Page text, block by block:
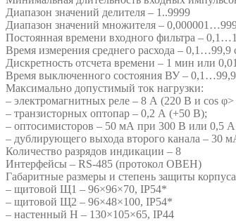
Диапазон значений делителя – 1..9999
Диапазон значений множителя –
Постоянная времени входного фильтра –
Время измерения среднего расхода – 0,1…99,9
Дискретность отсчета времени – 1 мин или
Время выключенного состояния ВУ –
Максимально допустимый ток нагрузки:
– электромагнитных реле – 8 А (220 В и cos φ>
– транзисторных оптопар – 0,2 А (+50 В);
– оптосимисторов – 50 мА при 300 В или 0,5
– дублирующего выхода второго канала – 30
Количество разрядов индикации – 8
Интерфейсы – RS-485 (протокол ОВЕН)
Габаритные размеры и степень защиты
– щитовой Щ1 – 96×96×70, IP54*
– щитовой Щ2 – 96×48×100, IP54*
– настенный Н – 130×105×65, IP44